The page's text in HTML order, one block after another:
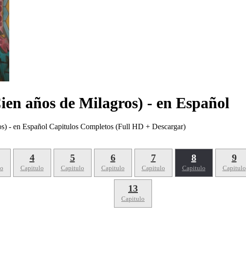
años de Milagros) - en Español
- en Español Capitulos Completos (Full HD + Descargar)
4
Capitulo
5
Capitulo
6
Capitulo
7
Capitulo
8
Capitulo
9
Capitulo
13
Capitulo